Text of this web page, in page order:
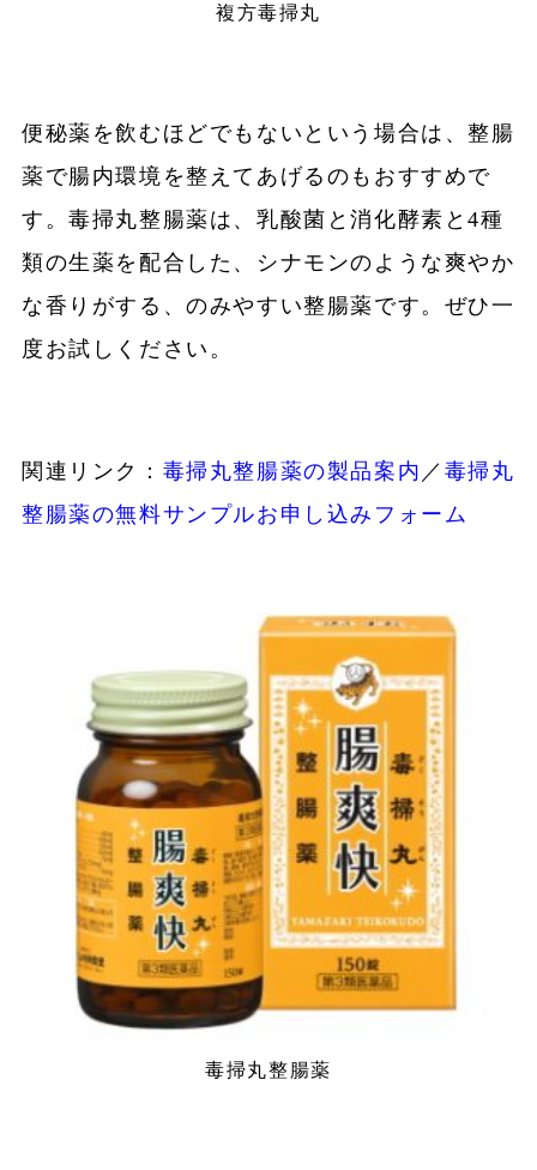
複方毒掃丸
便秘薬を飲むほどでもないという場合は、整腸
薬で腸内環境を整えてあげるのもおすすめで
す。毒掃丸整腸薬は、乳酸菌と消化酵素と4種
類の生薬を配合した、シナモンのような爽やか
な香りがする、のみやすい整腸薬です。ぜひ一
度お試しください。
関連リンク： 毒掃丸整腸薬の製品案内 ／ 毒掃丸
整腸薬の無料サンプルお申し込みフォーム
毒掃丸整腸薬